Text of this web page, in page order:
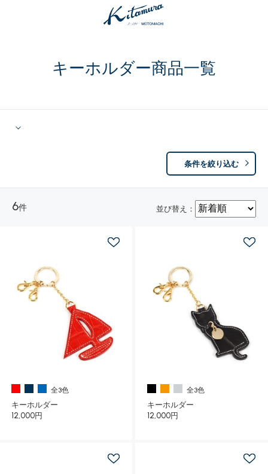
キーホルダー商品一覧
条件を絞り込む
6件 並び替え：
全3色
キーホルダー
12,000円
全3色
キーホルダー
12,000円